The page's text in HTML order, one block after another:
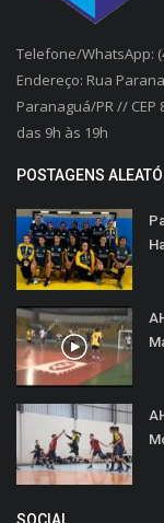
Telefone/WhatsApp:
Endereço: Rua
Paranaguá/PR //
das 9h às 19h
POSTAGENS